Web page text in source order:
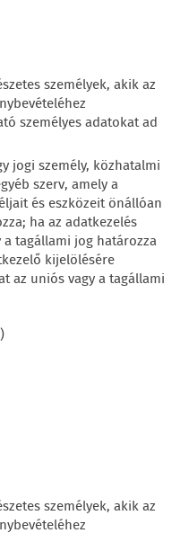
személyek, akik az
személyes adatokat ad
jogi személy, közhatalmi
szerv, amely a
és eszközeit önállóan
ha az adatkezelés
tagállami jog határozza
kijelölésére
az uniós vagy a tagállami
személyek, akik az